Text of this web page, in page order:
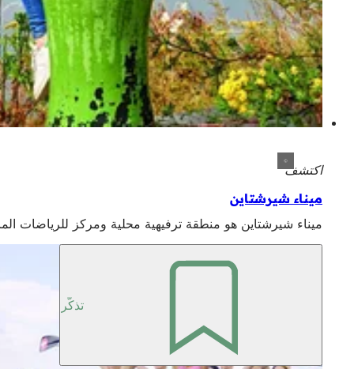
اكتشف
ميناء شيرشتاين
ميناء شيرشتاين هو منطقة ترفيهية محلية ومركز للرياضات
تذكّر